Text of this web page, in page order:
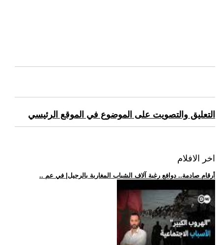
التعليق والتصويت على الموضوع في الموقع الرئيسي
اخر الافلام
.. أرقام صادمة.. دوافع رغبة آلاف الشباب المغاربة بالرحيل| في عم